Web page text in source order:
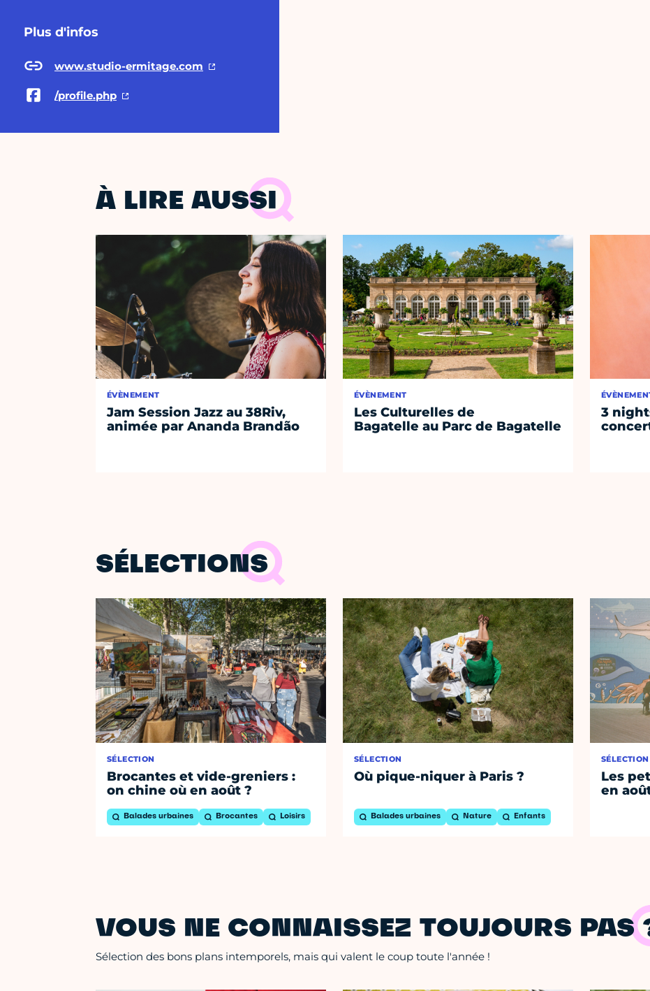
Plus d'infos
www.studio-ermitage.com
/profile.php
À LIRE AUSSI
ÉVÈNEMENT
Jam Session Jazz au 38Riv,
animée par Ananda Brandão
ÉVÈNEMENT
Les Culturelles de
Bagatelle au Parc de Bagatelle
3
SÉLECTIONS
SÉLECTION
Brocantes et vide-greniers :
on chine où en août ?
Balades urbaines Brocantes Loisirs
SÉLECTION
Où pique-niquer à Paris ?
Balades urbaines Nature Enfants
SÉLECTION
Les
en
VOUS NE CONNAISSEZ TOUJOURS PAS
Sélection des bons plans intemporels, mais qui valent le coup toute l'année !